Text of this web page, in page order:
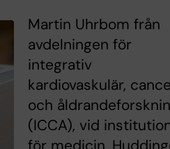
Martin Uhrbom från
avdelningen för
integrativ
kardiovaskulär,
och
(ICCA), vid